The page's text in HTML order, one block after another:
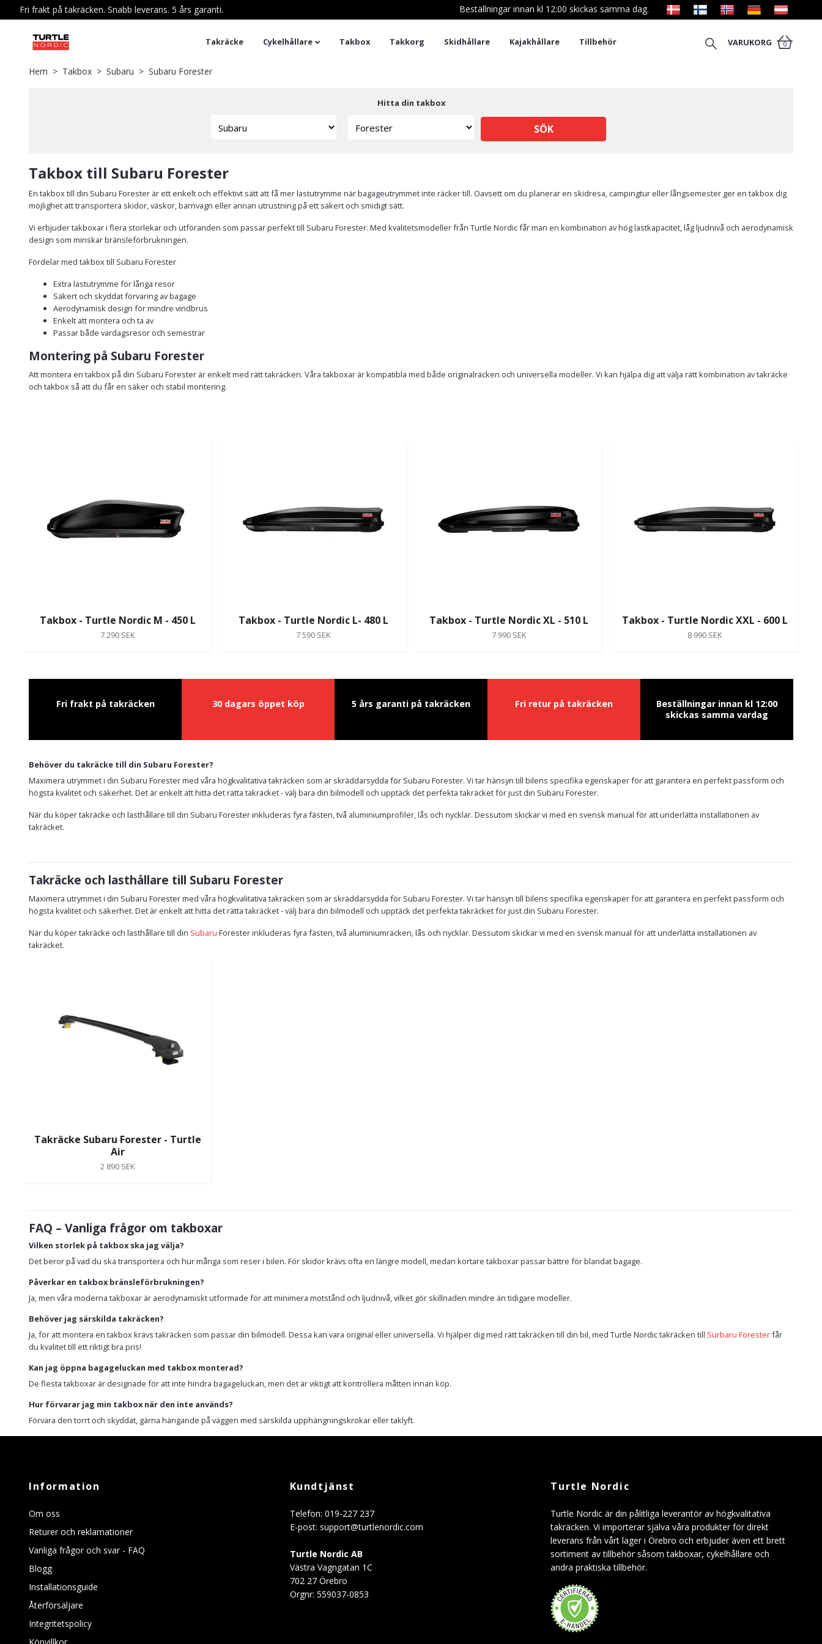
Fri frakt på takräcken. Snabb leverans. 5 års garanti. Beställningar innan kl 12:00 skickas samma dag.
Takräcke Cykelhållare Takbox Takkorg Skidhållare Kajakhållare Tillbehör VARUKORG 0
Hem Takbox Subaru Subaru Forester
Hitta din takbox
SÖK
Takbox till Subaru Forester
En takbox till din Subaru Forester är ett enkelt och effektivt sätt att få mer lastutrymme när bagageutrymmet inte räcker till. Oavsett om du planerar en skidresa, campingtur eller långsemester ger en takbox dig
möjlighet att transportera skidor, väskor, barnvagn eller annan utrustning på ett säkert och smidigt sätt.
Vi erbjuder takboxar i flera storlekar och utföranden som passar perfekt till Subaru Forester. Med kvalitetsmodeller från Turtle Nordic får man en kombination av hög lastkapacitet, låg ljudnivå och aerodynamisk
design som minskar bränsleförbrukningen.
Fördelar med takbox till Subaru Forester
Extra lastutrymme för långa resor
Säkert och skyddat förvaring av bagage
Aerodynamisk design för mindre vindbrus
Enkelt att montera och ta av
Passar både vardagsresor och semestrar
Montering på Subaru Forester
Att montera en takbox på din Subaru Forester är enkelt med rätt takräcken. Våra takboxar är kompatibla med både originalräcken och universella modeller. Vi kan hjälpa dig att välja rätt kombination av takräcke
och takbox så att du får en säker och stabil montering.
Takbox - Turtle Nordic M - 450 L
7 290 SEK
Takbox - Turtle Nordic L- 480 L
7 590 SEK
Takbox - Turtle Nordic XL - 510 L
7 990 SEK
Takbox - Turtle Nordic XXL - 600 L
8 990 SEK
Fri frakt på takräcken 30 dagars öppet köp 5 års garanti på takräcken Fri retur på takräcken
Beställningar innan kl 12:00
skickas samma vardag
Behöver du takräcke till din Subaru Forester?
Maximera utrymmet i din Subaru Forester med våra högkvalitativa takräcken som är skräddarsydda för Subaru Forester. Vi tar hänsyn till bilens specifika egenskaper för att garantera en perfekt passform och
högsta kvalitet och säkerhet. Det är enkelt att hitta det rätta takräcket - välj bara din bilmodell och upptäck det perfekta takräcket för just din Subaru Forester.
När du köper takräcke och lasthållare till din Subaru Forester inkluderas fyra fästen, två aluminiumprofiler, lås och nycklar. Dessutom skickar vi med en svensk manual för att underlätta installationen av
takräcket.
Takräcke och lasthållare till Subaru Forester
Maximera utrymmet i din Subaru Forester med våra högkvalitativa takräcken som är skräddarsydda för Subaru Forester. Vi tar hänsyn till bilens specifika egenskaper för att garantera en perfekt passform och
högsta kvalitet och säkerhet. Det är enkelt att hitta det rätta takräcket - välj bara din bilmodell och upptäck det perfekta takräcket för just din Subaru Forester.
När du köper takräcke och lasthållare till din Subaru Forester inkluderas fyra fästen, två aluminiumräcken, lås och nycklar. Dessutom skickar vi med en svensk manual för att underlätta installationen av
takräcket.
Takräcke Subaru Forester - Turtle
Air
2 890 SEK
FAQ – Vanliga frågor om takboxar
Vilken storlek på takbox ska jag välja?
Det beror på vad du ska transportera och hur många som reser i bilen. För skidor krävs ofta en längre modell, medan kortare takboxar passar bättre för blandat bagage.
Påverkar en takbox bränsleförbrukningen?
Ja, men våra moderna takboxar är aerodynamiskt utformade för att minimera motstånd och ljudnivå, vilket gör skillnaden mindre än tidigare modeller.
Behöver jag särskilda takräcken?
Ja, för att montera en takbox krävs takräcken som passar din bilmodell. Dessa kan vara original eller universella. Vi hjälper dig med rätt takräcken till din bil, med Turtle Nordic takräcken till Surbaru Foresterfår
du kvalitet till ett riktigt bra pris!
Kan jag öppna bagageluckan med takbox monterad?
De flesta takboxar är designade för att inte hindra bagageluckan, men det är viktigt att kontrollera måtten innan köp.
Hur förvarar jag min takbox när den inte används?
Förvara den torrt och skyddat, gärna hängande på väggen med särskilda upphängningskrokar eller taklyft.
Information
Om oss
Returer och reklamationer
Vanliga frågor och svar - FAQ
Blogg
Installationsguide
Återförsäljare
Integritetspolicy
Kundtjänst
Telefon: 019-227 237
E-post: support@turtlenordic.com
Turtle Nordic AB
Västra Vagngatan 1C
702 27 Örebro
Orgnr: 559037-0853
Turtle Nordic
Turtle Nordic är din pålitliga leverantör av högkvalitativa
takräcken. Vi importerar själva våra produkter för direkt
leverans från vårt lager i Örebro och erbjuder även ett brett
sortiment av tillbehör såsom takboxar, cykelhållare och
andra praktiska tillbehör.